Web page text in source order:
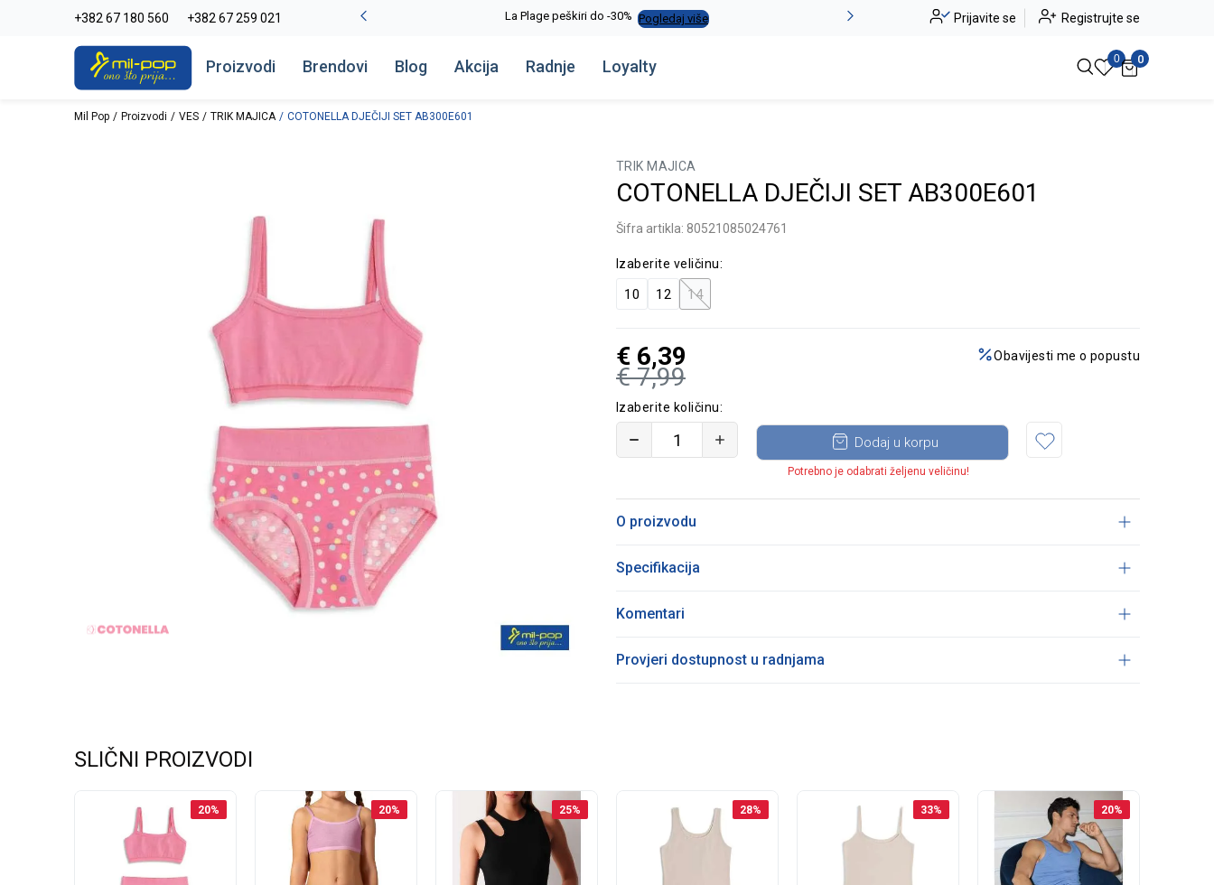
+382 67 180 560 +382 67 259 021
-20% na kompletan asortiman Pogledaj više La Plage peškiri do -30% Pogledaj više Alma Ras do -50% Pogledaj više
Prijavite se Registrujte se
Proizvodi Brendovi Blog Akcija Radnje Loyalty 0 0
Mil Pop Proizvodi VES TRIK MAJICA COTONELLA DJEČIJI SET AB300E601
TRIK MAJICA
COTONELLA DJEČIJI SET AB300E601
Šifra artikla: 80521085024761
Izaberite veličinu:
10 12 14
€ 7,99
€ 6,39 Obavijesti me o popustu
Izaberite količinu:
Dodaj u korpu
Potrebno je odabrati željenu veličinu!
O proizvodu
Specifikacija
Komentari
Provjeri dostupnost u radnjama
SLIČNI PROIZVODI
20% 20% 25% 28% 33% 20%